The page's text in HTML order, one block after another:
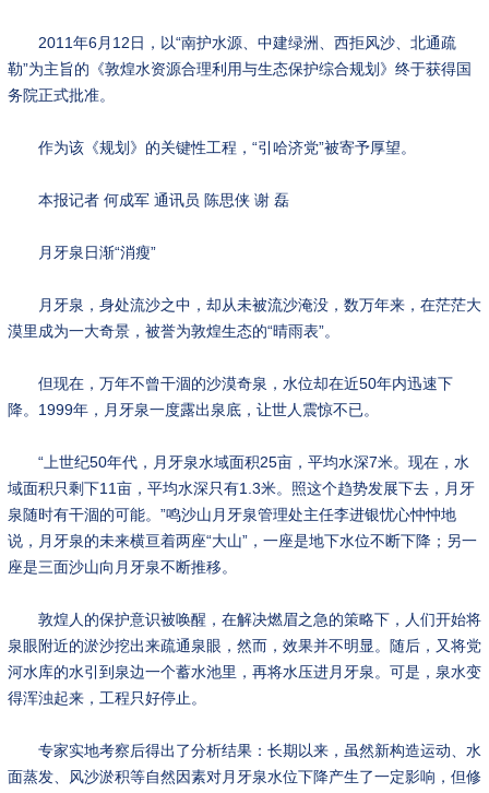
2011年6月12日，以“南护水源、中建绿洲、西拒风沙、北通疏
勒”为主旨的《敦煌水资源合理利用与生态保护综合规划》终于获得国
务院正式批准。
作为该《规划》的关键性工程，“引哈济党”被寄予厚望。
本报记者 何成军 通讯员 陈思侠 谢 磊
月牙泉日渐“消瘦”
月牙泉，身处流沙之中，却从未被流沙淹没，数万年来，在茫茫大
漠里成为一大奇景，被誉为敦煌生态的“晴雨表”。
但现在，万年不曾干涸的沙漠奇泉，水位却在近50年内迅速下
降。1999年，月牙泉一度露出泉底，让世人震惊不已。
“上世纪50年代，月牙泉水域面积25亩，平均水深7米。现在，水
域面积只剩下11亩，平均水深只有1.3米。照这个趋势发展下去，月牙
泉随时有干涸的可能。”鸣沙山月牙泉管理处主任李进银忧心忡忡地
说，月牙泉的未来横亘着两座“大山”，一座是地下水位不断下降；另一
座是三面沙山向月牙泉不断推移。
敦煌人的保护意识被唤醒，在解决燃眉之急的策略下，人们开始将
泉眼附近的淤沙挖出来疏通泉眼，然而，效果并不明显。随后，又将党
河水库的水引到泉边一个蓄水池里，再将水压进月牙泉。可是，泉水变
得浑浊起来，工程只好停止。
专家实地考察后得出了分析结果：长期以来，虽然新构造运动、水
面蒸发、风沙淤积等自然因素对月牙泉水位下降产生了一定影响，但修